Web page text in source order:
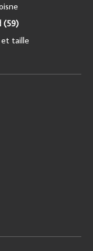
(59)
taille